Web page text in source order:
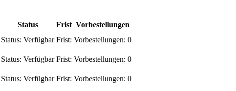
Status Frist Vorbestellungen
Status: Verfügbar Frist: Vorbestellungen: 0
Status: Verfügbar Frist: Vorbestellungen: 0
Status: Verfügbar Frist: Vorbestellungen: 0